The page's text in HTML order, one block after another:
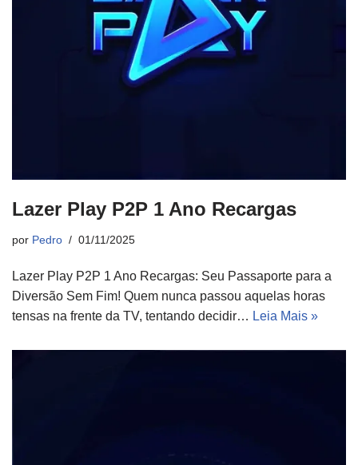
Lazer Play P2P 1 Ano Recargas
por Pedro 01/11/2025
Lazer Play P2P 1 Ano Recargas: Seu Passaporte para a
Diversão Sem Fim! Quem nunca passou aquelas horas
tensas na frente da TV, tentando decidir… Leia Mais »